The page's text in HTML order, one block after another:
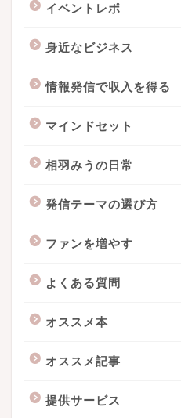
イベントレポ
身近なビジネス
情報発信で収入を得る
マインドセット
相羽みうの日常
発信テーマの選び方
ファンを増やす
よくある質問
オススメ本
オススメ記事
提供サービス